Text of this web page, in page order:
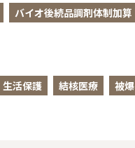
バイオ後続品調剤体制加算
生活保護 結核医療 被爆